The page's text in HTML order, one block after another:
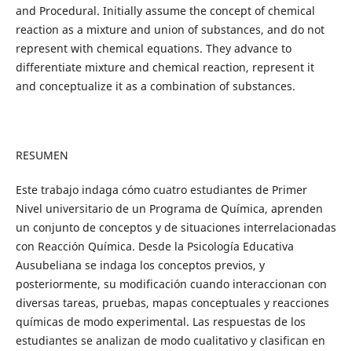
and Procedural. Initially assume the concept of chemical
reaction as a mixture and union of substances, and do not
represent with chemical equations. They advance to
differentiate mixture and chemical reaction, represent it
and conceptualize it as a combination of substances.
RESUMEN
Este trabajo indaga cómo cuatro estudiantes de Primer
Nivel universitario de un Programa de Química, aprenden
un conjunto de conceptos y de situaciones interrelacionadas
con Reacción Química. Desde la Psicología Educativa
Ausubeliana se indaga los conceptos previos, y
posteriormente, su modificación cuando interaccionan con
diversas tareas, pruebas, mapas conceptuales y reacciones
químicas de modo experimental. Las respuestas de los
estudiantes se analizan de modo cualitativo y clasifican en